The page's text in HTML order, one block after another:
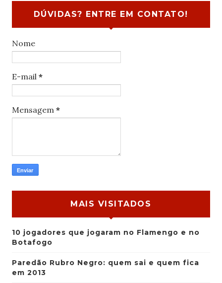
DÚVIDAS? ENTRE EM CONTATO!
Nome
E-mail *
Mensagem *
MAIS VISITADOS
10 jogadores que jogaram no Flamengo e no
Botafogo
Paredão Rubro Negro: quem sai e quem fica
em 2013